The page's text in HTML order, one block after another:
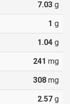
7.03 g
1 g
1.04 g
241 mg
308 mg
2.57 g